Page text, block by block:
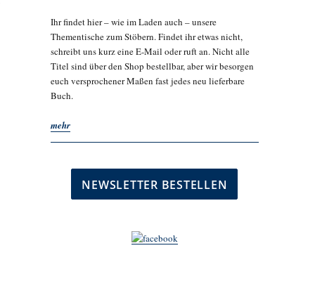
Ihr findet hier – wie im Laden auch – unsere
Thementische zum Stöbern. Findet ihr etwas nicht,
schreibt uns kurz eine E-Mail oder ruft an. Nicht alle
Titel sind über den Shop bestellbar, aber wir besorgen
euch versprochener Maßen fast jedes neu lieferbare
Buch.
mehr